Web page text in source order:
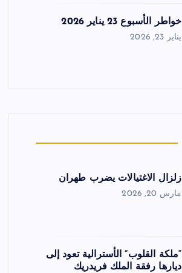
خواطر الأسبوع 23 يناير 2026
يناير 23, 2026
زلزال الاغتيالات يضرب طهران
مارس 20, 2026
“ملكة القلوب” الأسترالية تعود إلى
ديارها رفقة الملك فريدريك